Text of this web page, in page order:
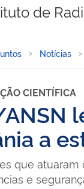
principal de
de
aqui: Notícias
CIENTÍFICA
a
que
e